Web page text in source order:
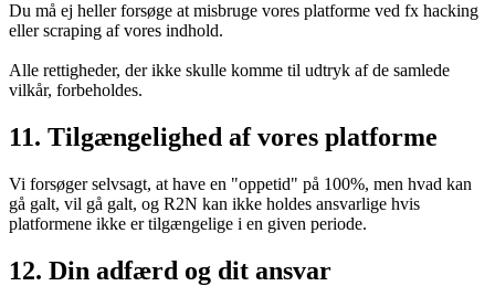
Du må ej heller forsøge at misbruge vores platforme ved fx hacking
eller scraping af vores indhold.
Alle rettigheder, der ikke skulle komme til udtryk af de samlede
vilkår, forbeholdes.
11. Tilgængelighed af vores platforme
Vi forsøger selvsagt, at have en "oppetid" på 100%, men hvad kan
gå galt, vil gå galt, og R2N kan ikke holdes ansvarlige hvis
platformene ikke er tilgængelige i en given periode.
12. Din adfærd og dit ansvar